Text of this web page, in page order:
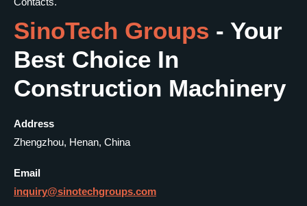
SinoTech Groups - Your
Best Choice In
Construction Machinery
Address
Zhengzhou, Henan, China
Email
inquiry@sinotechgroups.com